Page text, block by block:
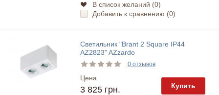
В список желаний (0)
Добавить к сравнению (0)
Светильник "Brant 2 Square IP44
AZ2823" AZzardo
0 отзывов
Цена
3 825 грн. Купить